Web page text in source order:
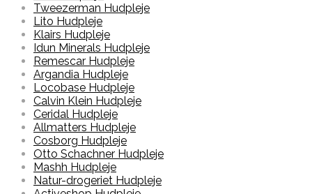
Tweezerman Hudpleje
Lito Hudpleje
Klairs Hudpleje
Idun Minerals Hudpleje
Remescar Hudpleje
Argandia Hudpleje
Locobase Hudpleje
Calvin Klein Hudpleje
Ceridal Hudpleje
Allmatters Hudpleje
Cosborg Hudpleje
Otto Schachner Hudpleje
Mashh Hudpleje
Natur-drogeriet Hudpleje